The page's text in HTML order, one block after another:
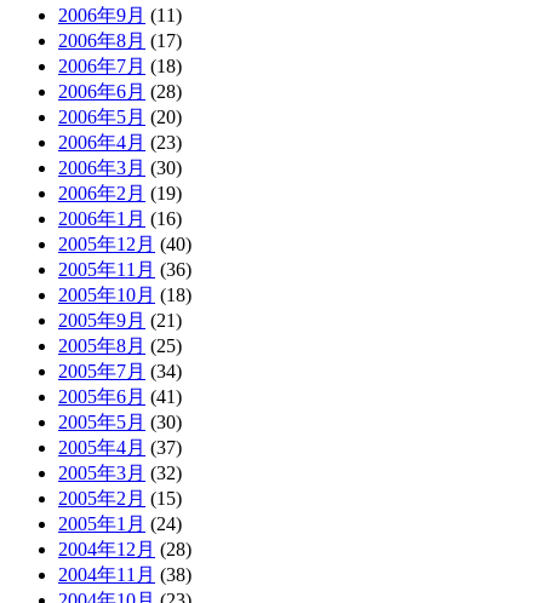
2006年9月 (11)
2006年8月 (17)
2006年7月 (18)
2006年6月 (28)
2006年5月 (20)
2006年4月 (23)
2006年3月 (30)
2006年2月 (19)
2006年1月 (16)
2005年12月 (40)
2005年11月 (36)
2005年10月 (18)
2005年9月 (21)
2005年8月 (25)
2005年7月 (34)
2005年6月 (41)
2005年5月 (30)
2005年4月 (37)
2005年3月 (32)
2005年2月 (15)
2005年1月 (24)
2004年12月 (28)
2004年11月 (38)